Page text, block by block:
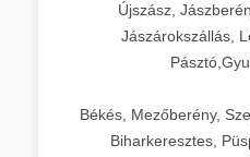
Újszász,
Jászárokszállás,
Békés, Mezőberény,
Biharkeresztes,